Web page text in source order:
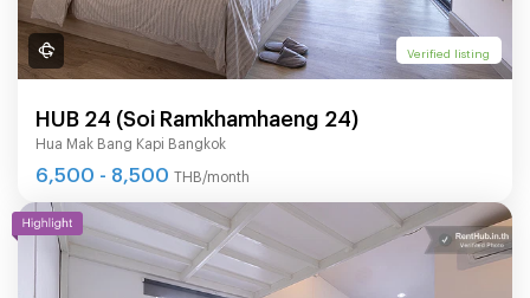
Verified listing
HUB 24 (Soi Ramkhamhaeng 24)
Hua Mak Bang Kapi Bangkok
6,500 - 8,500 THB/month